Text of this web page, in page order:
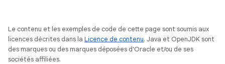
Le contenu et les exemples de code de cette page sont soumis aux
licences décrites dans la Licence de contenu. Java et OpenJDK sont
des marques ou des marques déposées d'Oracle et/ou de ses
sociétés affiliées.